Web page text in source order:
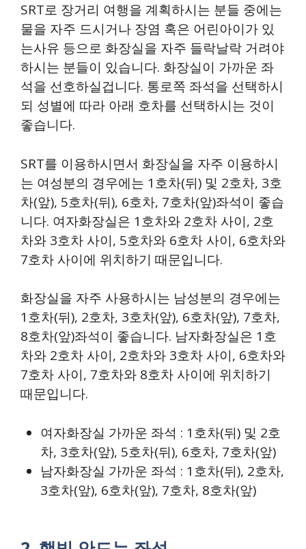
SRT로 장거리 여행을 계획하시는 분들 중에는
물을 자주 드시거나 장염 혹은 어린아이가 있
는사유 등으로 화장실을 자주 들락날락 거려야
하시는 분들이 있습니다. 화장실이 가까운 좌
석을 선호하실겁니다. 통로쪽 좌석을 선택하시
되 성별에 따라 아래 호차를 선택하시는 것이
좋습니다.
SRT를 이용하시면서 화장실을 자주 이용하시
는 여성분의 경우에는 1호차(뒤) 및 2호차, 3호
차(앞), 5호차(뒤), 6호차, 7호차(앞)좌석이 좋습
니다. 여자화장실은 1호차와 2호차 사이, 2호
차와 3호차 사이, 5호차와 6호차 사이, 6호차와
7호차 사이에 위치하기 때문입니다.
화장실을 자주 사용하시는 남성분의 경우에는
1호차(뒤), 2호차, 3호차(앞), 6호차(앞), 7호차,
8호차(앞)좌석이 좋습니다. 남자화장실은 1호
차와 2호차 사이, 2호차와 3호차 사이, 6호차와
7호차 사이, 7호차와 8호차 사이에 위치하기
때문입니다.
여자화장실 가까운 좌석 : 1호차(뒤) 및 2호
차, 3호차(앞), 5호차(뒤), 6호차, 7호차(앞)
남자화장실 가까운 좌석 : 1호차(뒤), 2호차,
3호차(앞), 6호차(앞), 7호차, 8호차(앞)